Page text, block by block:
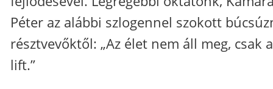
Péter az alábbi szlogennel szokott
résztvevőktől: „Az élet nem áll meg, csak a
lift.”